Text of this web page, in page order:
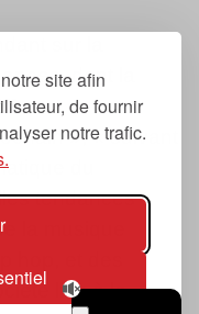
site afin
de fournir
notre trafic.
sur la
dont la
», « suivant
du
tendances
la musique
hop, et des
liés à la